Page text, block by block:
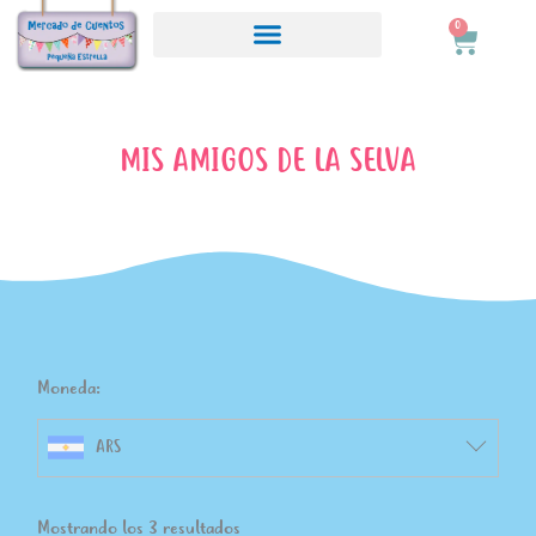
0
Carrito
MIS AMIGOS DE LA SELVA
Moneda:
ARS
Mostrando los 3 resultados